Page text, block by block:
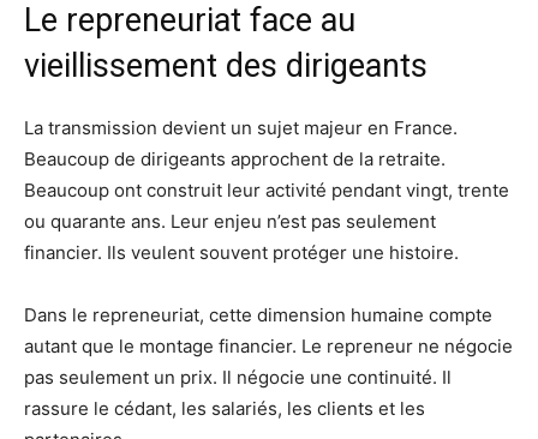
Le repreneuriat face au
vieillissement des dirigeants
La transmission devient un sujet majeur en France.
Beaucoup de dirigeants approchent de la retraite.
Beaucoup ont construit leur activité pendant vingt, trente
ou quarante ans. Leur enjeu n’est pas seulement
financier. Ils veulent souvent protéger une histoire.
Dans le repreneuriat, cette dimension humaine compte
autant que le montage financier. Le repreneur ne négocie
pas seulement un prix. Il négocie une continuité. Il
rassure le cédant, les salariés, les clients et les